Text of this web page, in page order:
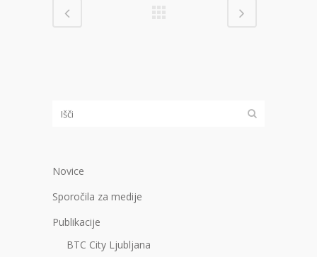
Novice
Sporočila za medije
Publikacije
BTC City Ljubljana